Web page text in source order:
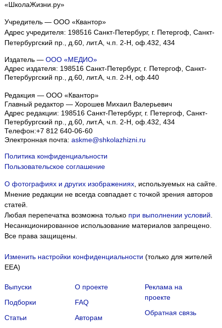
«ШколаЖизни.ру»
Учредитель — ООО «Квантор»
Адрес учредителя: 198516 Санкт-Петербург, г. Петергоф, Санкт-
Петербургский пр., д.60, лит.А, ч.п. 2-Н, оф.432, 434
Издатель — ООО «МЕДИО»
Адрес издателя: 198516 Санкт-Петербург, г. Петергоф, Санкт-
Петербургский пр., д.60, лит.А, ч.п. 2-Н, оф.440
Редакция — ООО «Квантор»
Главный редактор — Хорошев Михаил Валерьевич
Адрес редакции: 198516 Санкт-Петербург, г. Петергоф, Санкт-
Петербургский пр., д.60, лит.А, ч.п. 2-Н, оф.432, 434
Телефон:+7 812 640-06-60
Электронная почта: askme@shkolazhizni.ru
Политика конфиденциальности
Пользовательское соглашение
О фотографиях и других изображениях, используемых на сайте.
Мнение редакции не всегда совпадает с точкой зрения авторов
статей.
Любая перепечатка возможна только при выполнении условий.
Несанкционированное использование материалов запрещено.
Все права защищены.
Изменить настройки конфиденциальности (только для жителей
EEA)
Выпуски
Подборки
Статьи
О проекте
FAQ
Авторам
Реклама на
проекте
Обратная связь